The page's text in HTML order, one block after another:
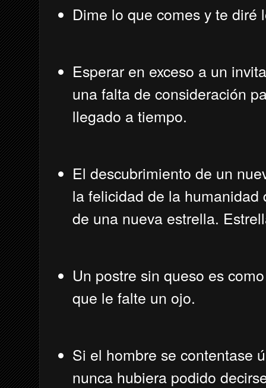
Dime lo que comes y te diré
Esperar en exceso a un
una falta de consideración
llegado a tiempo.
El descubrimiento de un
la felicidad de la humanidad
de una nueva estrella.
Un postre sin queso es
que le falte un ojo.
Si el hombre se contentase
nunca hubiera podido